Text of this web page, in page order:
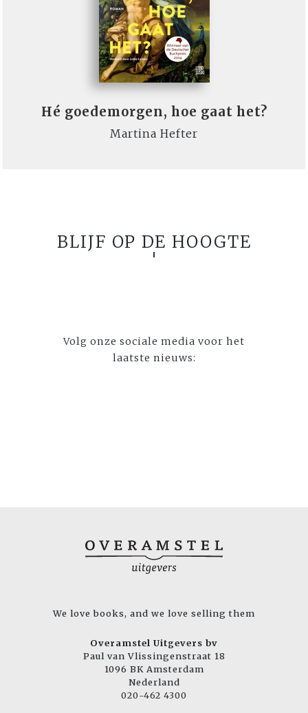
Hé goedemorgen, hoe gaat het?
Martina Hefter
BLIJF OP DE HOOGTE
Volg onze sociale media voor het
laatste nieuws:
We love books, and we love selling them
Overamstel Uitgevers bv
Paul van Vlissingenstraat 18
1096 BK Amsterdam
Nederland
020-462 4300